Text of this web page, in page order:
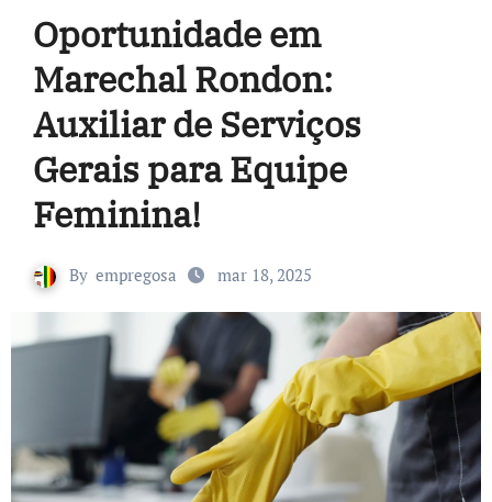
Oportunidade em
Marechal Rondon:
Auxiliar de Serviços
Gerais para Equipe
Feminina!
By empregosa mar 18, 2025